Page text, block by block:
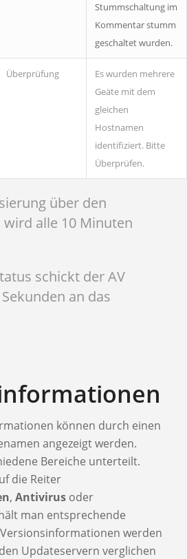
Stummschaltung im
Kommentar stumm
geschaltet wurden.
Überprüfung
Es wurden mehrere
Geäte mit dem
gleichen
Hostnamen
identifiziert. Bitte
Überprüfen.
über den
alle 10 Minuten
schickt der AV
an das
können durch einen
angezeigt werden.
Bereiche unterteilt.
die Reiter
, Antivirus oder
man entsprechende
werden
Updateservern verglichen